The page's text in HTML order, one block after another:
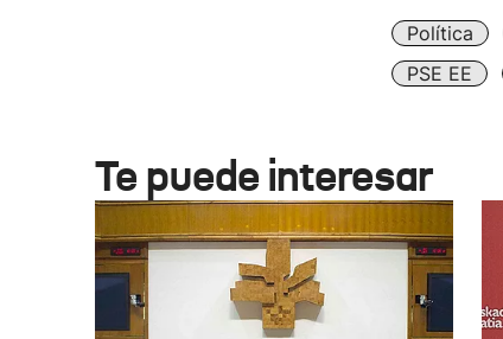
Política
PSE EE
Te puede interesar